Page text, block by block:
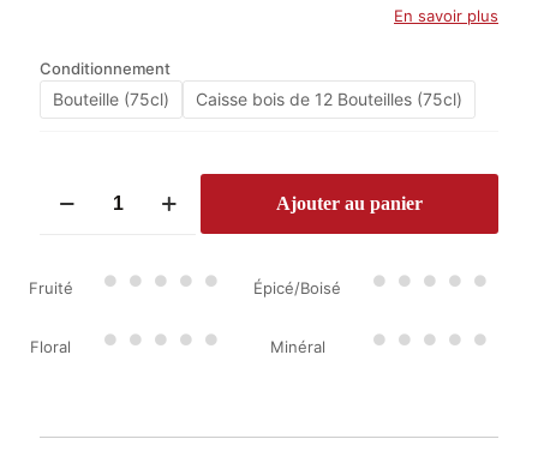
En savoir plus
Conditionnement
Bouteille (75cl) Caisse bois de 12 Bouteilles (75cl)
Marbuzet
2019
Ajouter au panier
Fruité Épicé/Boisé
Floral Minéral